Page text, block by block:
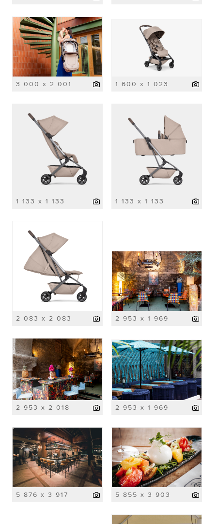
3 000 x 2 001 1 600 x 1 023
1 133 x 1 133 1 133 x 1 133
2 083 x 2 083 2 953 x 1 969
2 953 x 2 018 2 953 x 1 969
5 876 x 3 917 5 855 x 3 903